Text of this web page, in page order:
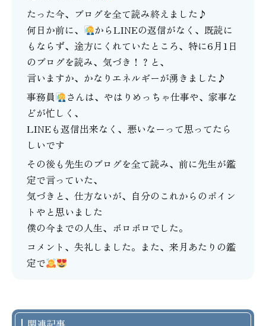
たった今、ブログを全て読み終えました♪
何日か前に、
からLINEの返信がなく、既読に
もならず、途方にくれていたところ、特に6月1日
のブログを読み、気づき！？と、
言いますか、かなりエネルギーが湧きました♪
事務員
さんは、やはりめっちゃ仕事や、家事な
どが忙しく、
LINEも返信出来なく、悪いなーって思ってたら
しいです
その後も先生のブログを全て読み、前に先生が鑑
定で言っていた、
気づきと、仕方ないが、自分のこれからのポイン
トやと思いました
僕の今までの人生、ボロボロでした。
コメント、失礼しました。また、来月あたりの鑑
定で